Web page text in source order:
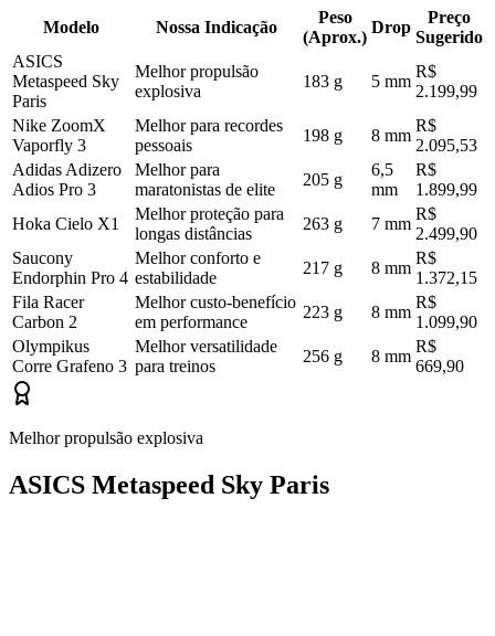
Modelo Nossa Indicação
Peso
(Aprox.)
Drop
Preço
Sugerido
ASICS
Metaspeed Sky
Paris
Melhor propulsão
explosiva
183 g 5 mm
R$
2.199,99
Nike ZoomX
Vaporfly 3
Melhor para recordes
pessoais
198 g 8 mm
R$
2.095,53
Adidas Adizero
Adios Pro 3
Melhor para
maratonistas de elite
205 g
6,5
mm
R$
1.899,99
Hoka Cielo X1
Melhor proteção para
longas distâncias
263 g 7 mm
R$
2.499,90
Saucony
Endorphin Pro 4
Melhor conforto e
estabilidade
217 g 8 mm
R$
1.372,15
Fila Racer
Carbon 2
Melhor custo-benefício
em performance
223 g 8 mm
R$
1.099,90
Olympikus
Corre Grafeno 3
Melhor versatilidade
para treinos
256 g 8 mm
R$
669,90
Melhor propulsão explosiva
ASICS Metaspeed Sky Paris